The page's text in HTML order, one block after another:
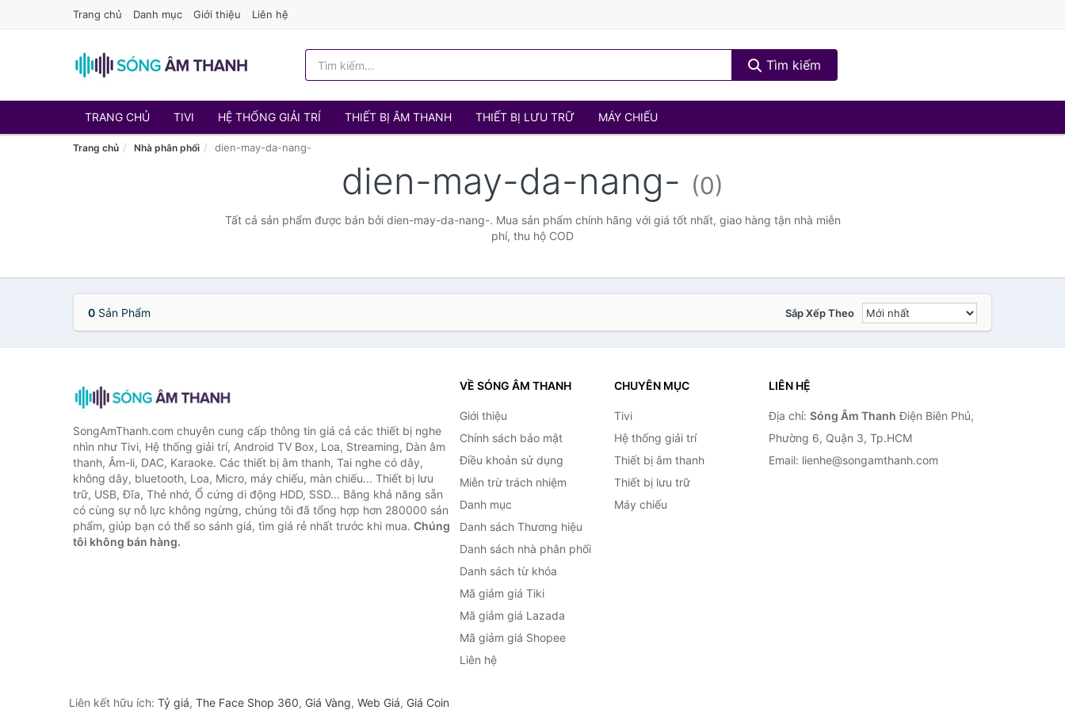
Trang chủ Danh mục Giới thiệu Liên hệ
Tìm kiếm
TRANG CHỦ TIVI HỆ THỐNG GIẢI TRÍ THIẾT BỊ ÂM THANH THIẾT BỊ LƯU TRỮ MÁY CHIẾU
Trang chủ Nhà phân phối dien-may-da-nang-
dien-may-da-nang- (0)
Tất cả sản phẩm được bán bởi dien-may-da-nang-. Mua sản phẩm chính hãng với giá tốt nhất, giao hàng tận nhà miễn
phí, thu hộ COD
0 Sản Phẩm Sắp Xếp Theo
SongAmThanh.com chuyên cung cấp thông tin giá cả các thiết bị nghe
nhìn như Tivi, Hệ thống giải trí, Android TV Box, Loa, Streaming, Dàn âm
thanh, Âm-li, DAC, Karaoke. Các thiết bị âm thanh, Tai nghe có dây,
không dây, bluetooth, Loa, Micro, máy chiếu, màn chiếu... Thiết bị lưu
trữ, USB, Đĩa, Thẻ nhớ, Ổ cứng di động HDD, SSD... Bằng khả năng sẵn
có cùng sự nỗ lực không ngừng, chúng tôi đã tổng hợp hơn 280000 sản
phẩm, giúp bạn có thể so sánh giá, tìm giá rẻ nhất trước khi mua. Chúng
tôi không bán hàng.
VỀ SÓNG ÂM THANH
Giới thiệu
Chính sách bảo mật
Điều khoản sử dụng
Miễn trừ trách nhiệm
Danh mục
Danh sách Thương hiệu
Danh sách nhà phân phối
Danh sách từ khóa
Mã giảm giá Tiki
Mã giảm giá Lazada
Mã giảm giá Shopee
Liên hệ
CHUYÊN MỤC
Tivi
Hệ thống giải trí
Thiết bị âm thanh
Thiết bị lưu trữ
Máy chiếu
LIÊN HỆ
Địa chỉ: Sóng Âm Thanh Điện Biên Phủ,
Phường 6, Quận 3, Tp.HCM
Email: lienhe@songamthanh.com
Liên kết hữu ích: Tỷ giá, The Face Shop 360, Giá Vàng, Web Giá, Giá Coin